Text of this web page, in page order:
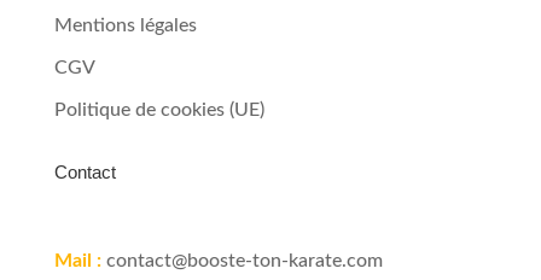
Mentions légales
CGV
Politique de cookies (UE)
Contact
Mail :contact@booste-ton-karate.com